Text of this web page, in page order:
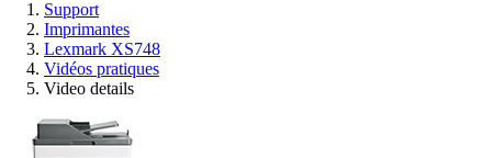
Support
Imprimantes
Lexmark XS748
Vidéos pratiques
Video details